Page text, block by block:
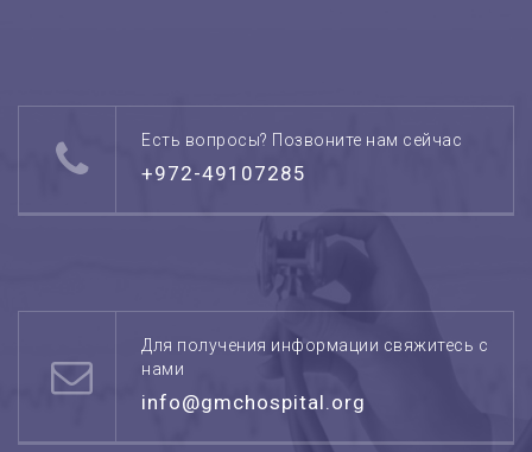
Есть вопросы? Позвоните нам сейчас
+972-49107285
Для получения информации свяжитесь с
нами
info@gmchospital.org